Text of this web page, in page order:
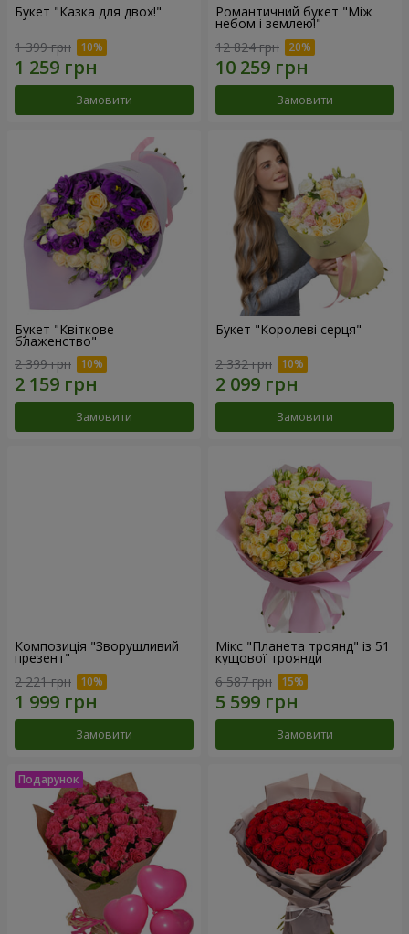
Букет "Казка для двох!"
1 399 грн
Замовити
Романтичний букет "Між
небом і землею!"
12 824 грн
Замовити
Букет "Квіткове
блаженство"
2 399 грн
Замовити
Букет "Королеві серця"
2 332 грн
Замовити
Композиція "Зворушливий
презент"
2 221 грн
Замовити
Мікс "Планета троянд" із 51
кущової троянди
6 587 грн
Замовити